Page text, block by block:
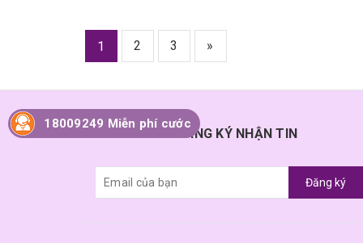
1 2 3 »
ĐĂNG KÝ NHẬN TIN
Đăng ký
18009249 Miễn phí cước